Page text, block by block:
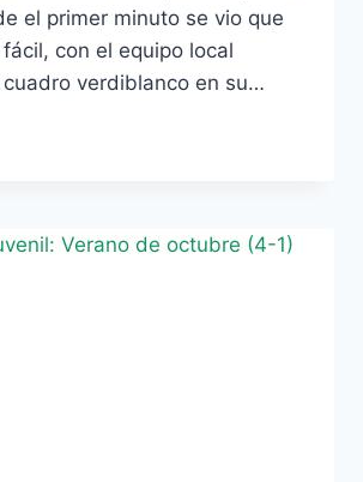
el primer minuto se vio que
con el equipo local
verdiblanco en su…